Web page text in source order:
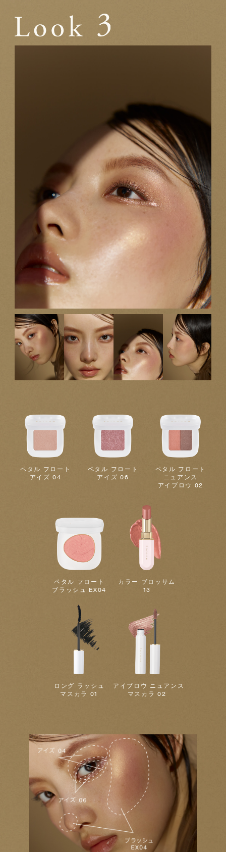
ペタル フロート
アイズ 04
ペタル フロート
アイズ 06
ペタル フロート
ニュアンス
アイブロウ 02
ペタル フロート
ブラッシュ EX04
カラー ブロッサム
13
ロング ラッシュ
マスカラ 01
アイブロウ ニュアンス
マスカラ 02